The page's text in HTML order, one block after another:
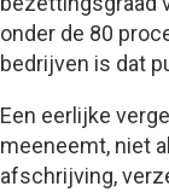
onder de 80
bedrijven is dat
Een eerlijke
meeneemt, niet
afschrijving,